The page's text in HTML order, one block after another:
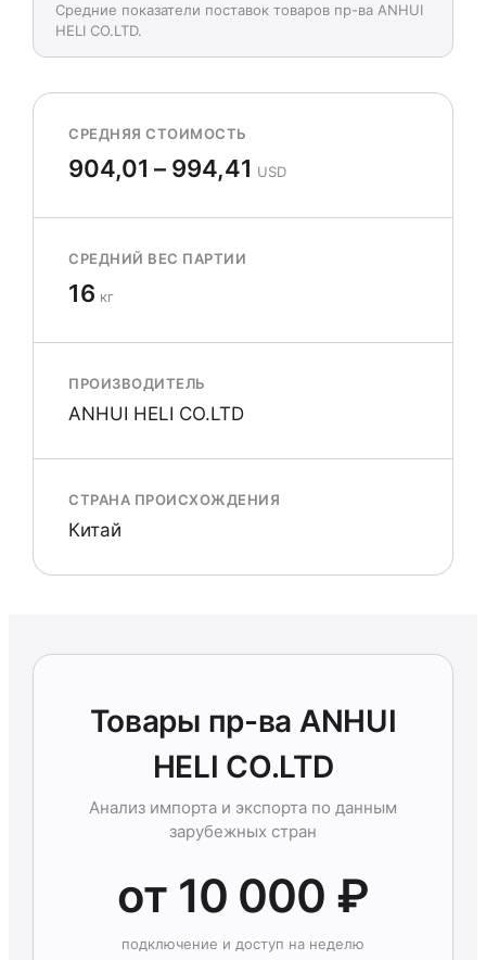
Средние показатели поставок товаров пр-ва ANHUI
HELI CO.LTD.
СРЕДНЯЯ СТОИМОСТЬ
904,01 – 994,41 USD
СРЕДНИЙ ВЕС ПАРТИИ
16 кг
ПРОИЗВОДИТЕЛЬ
ANHUI HELI CO.LTD
СТРАНА ПРОИСХОЖДЕНИЯ
Китай
Товары пр-ва ANHUI
HELI CO.LTD
Анализ импорта и экспорта по данным
зарубежных стран
от 10 000 ₽
подключение и доступ на неделю